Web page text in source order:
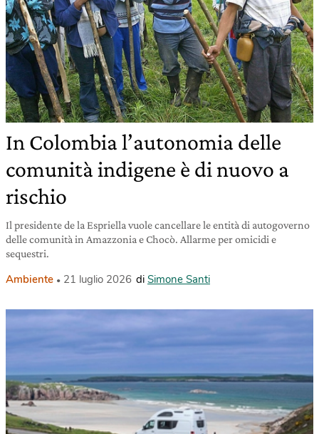
In Colombia l’autonomia delle
comunità indigene è di nuovo a
rischio
Il presidente de la Espriella vuole cancellare le entità di autogoverno
delle comunità in Amazzonia e Chocò. Allarme per omicidi e
sequestri.
Ambiente 21 luglio 2026 di Simone Santi